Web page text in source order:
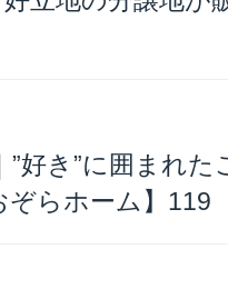
”好き”に囲まれた
ぞらホーム】119